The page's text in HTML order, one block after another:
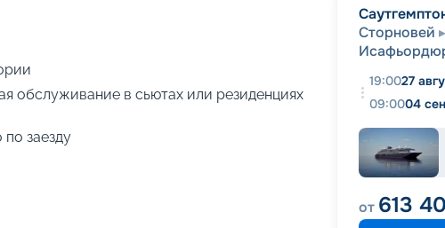
обслуживание в сьютах или резиденциях
заезду
Сторновей
19:0027
09:0004
от 613